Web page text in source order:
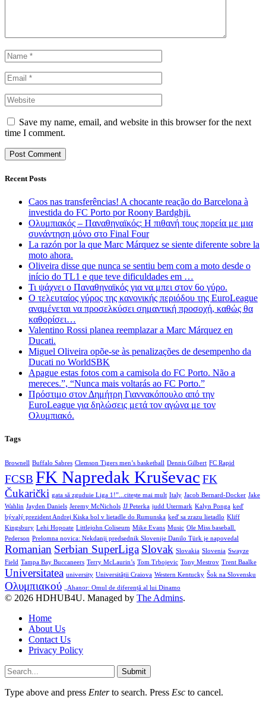
Save my name, email, and website in this browser for the next
time I comment.
Recent Posts
Caos nas transferências! A chocante reação do Barcelona à
investida do FC Porto por Roony Bardghji.
Ολυμπιακός – Παναθηναϊκός: Η πιθανή τους πορεία με μια
συνάντηση μόνο στο Final Four
La razón por la que Marc Márquez se siente diferente sobre la
moto ahora.
Oliveira disse que nunca se sentiu bem com a moto desde o
início do TL1 e que teve dificuldades em …
Τι ψάχνει ο Παναθηναϊκός για να μπει στον 6ο γύρο.
Ο τελευταίος γύρος της κανονικής περιόδου της EuroLeague
αναμένεται να προσελκύσει σημαντική προσοχή, καθώς θα
καθορίσει…
Valentino Rossi planea reemplazar a Marc Márquez en
Ducati.
Miguel Oliveira opõe-se às penalizações de desempenho da
Ducati no WorldSBK
Apague estas fotos com a camisola do FC Porto. Não a
mereces.”, “Nunca mais voltarás ao FC Porto.”
Πρόστιμο στον Δημήτρη Γιαννακόπουλο από την
EuroLeague για δηλώσεις μετά τον αγώνα με τον
Ολυμπιακό.
Tags
Brownell Buffalo Sabres Clemson Tigers men’s basketball Dennis Gilbert FC Rapid
FCSB FK Napredak Kruševac FK
Čukarički gata să zguduie Liga 1!”...citește mai mult Italy Jacob Bernard-Docker Jake
Wahlin Jayden Daniels Jeremy McNichols JJ Peterka judd Utermark Kalyn Ponga keď
bývalý prezident Andrej Kiska bol v lietadle do Rumunska keď sa zrazu lietadlo Kliff
Kingsbury Lehi Hopoate Littlejohn Coliseum Mike Evans Music Ole Miss baseball.
Pederson Prelomna novica: Nekdanji predsednik Slovenije Danilo Türk je napovedal
Romanian Serbian SuperLiga Slovak Slovakia Slovenia Swayze
Field Tampa Bay Buccaneers Terry McLaurin’s Tom Trbojevic Tony Mestrov Trent Baalke
Universitatea university Universității Craiova Western Kentucky Šok na Slovensku
Ολυμπιακού „Ahanor: Omul de diferență al lui Dinamo
© 2026 HDHUB4U. Managed by The Admins.
Home
About Us
Contact Us
Privacy Policy
Submit
Type above and press Enterto search. Press Esc to cancel.